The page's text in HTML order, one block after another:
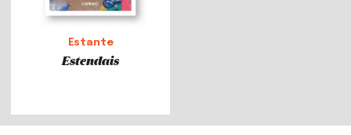
Estante
Estendais